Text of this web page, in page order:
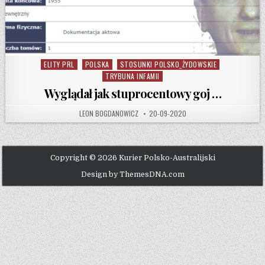
Posted in
ELITY PRL POLSKA
STOSUNKI POLSKO_ŻYDOWSKIE
TRYBUNA INFAMII
Wyglądał jak stuprocentowy goj …
AUTHOR:
LEON BOGDANOWICZ PUBLISHED DATE:
20-09-2020
Copyright © 2026 Kurier Polsko-Australijski
Design by ThemesDNA.com